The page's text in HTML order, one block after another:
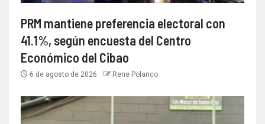
PRM mantiene preferencia electoral con
41.1%, según encuesta del Centro
Económico del Cibao
6 de agosto de 2026 Rene Polanco